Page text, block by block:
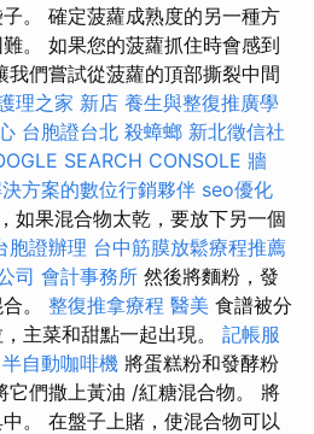
。 確定菠蘿成熟度的另一種方
。 如果您的菠蘿抓住時會感到
我們嘗試從菠蘿的頂部撕裂中間
理之家 新店 養生與整復推廣學
台胞證台北 殺蟑螂 新北徵信社
SEARCH CONSOLE 牆
方案的數位行銷夥伴 seo優化
如果混合物太乾，要放下另一個
胞證辦理 台中筋膜放鬆療程推薦
司 會計事務所 然後將麵粉，發
。 整復推拿療程 醫美 食譜被分
主菜和甜點一起出現。 記帳服
半自動咖啡機 將蛋糕粉和發酵粉
它們撒上黃油 /紅糖混合物。 將
。 在盤子上賭，使混合物可以